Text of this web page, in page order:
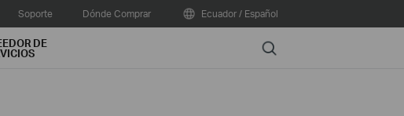
Soporte Dónde Comprar Ecuador / Español
DE Search